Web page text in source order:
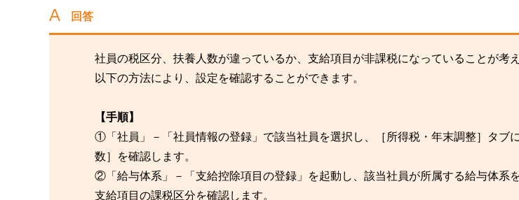
回答
社員の税区分、扶養人数が違っているか、支給項目が非課税になっていることが考え
以下の方法により、設定を確認することができます。
【手順】
①「社員」－「社員情報の登録」で該当社員を選択し、［所得税・年末調整］タブ
数］を確認します。
②「給与体系」－「支給控除項目の登録」を起動し、該当社員が所属する給与体系
支給項目の課税区分を確認します。